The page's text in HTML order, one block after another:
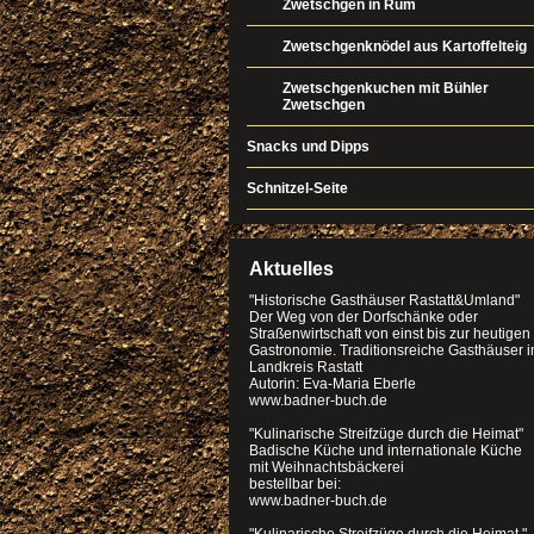
Zwetschgen in Rum
Zwetschgenknödel aus Kartoffelteig
Zwetschgenkuchen mit Bühler
Zwetschgen
Snacks und Dipps
Schnitzel-Seite
Aktuelles
"Historische Gasthäuser Rastatt&Umland"
Der Weg von der Dorfschänke oder
Straßenwirtschaft von einst bis zur heutigen
Gastronomie. Traditionsreiche Gasthäuser
Landkreis Rastatt
Autorin: Eva-Maria Eberle
www.badner-buch.de
"Kulinarische Streifzüge durch die Heimat"
Badische Küche und internationale Küche
mit Weihnachtsbäckerei
bestellbar bei:
www.badner-buch.de